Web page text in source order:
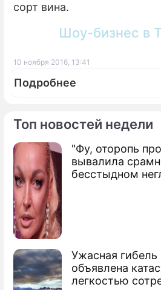
Топ новостей недели
"Фу, оторопь
вывалила
бесстыдном
Ужасная гибель
объявлена
легкостью
сорт вина.
Шоу-бизнес в
10 ноября 2016, 13:41
Подробнее